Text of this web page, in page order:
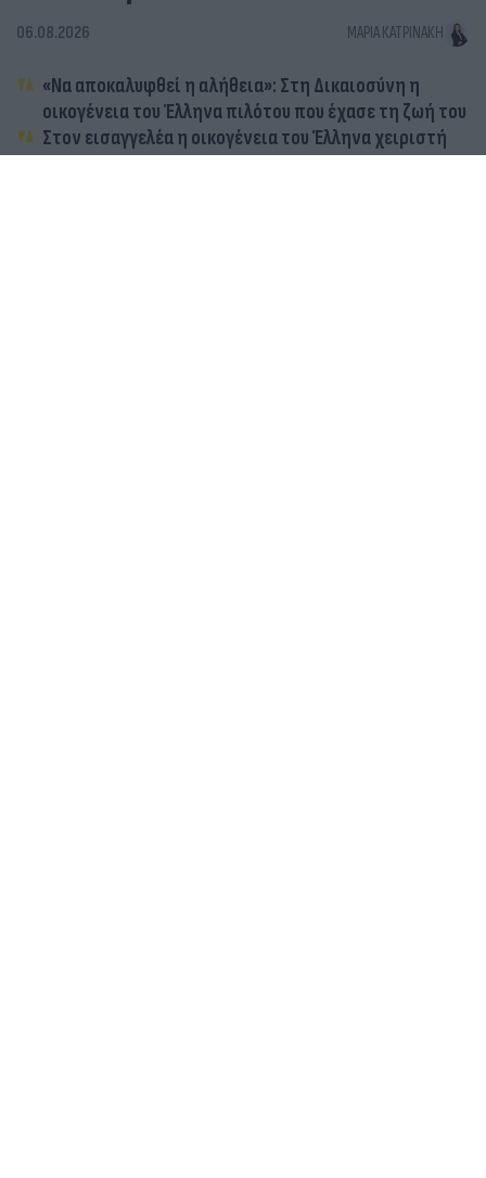
06.08.2026 ΜΑΡΊΑ ΚΑΤΡΙΝΆΚΗ
«Να αποκαλυφθεί η αλήθεια»: Στη Δικαιοσύνη η
οικογένεια του Έλληνα πιλότου που έχασε τη ζωή του
Στον εισαγγελέα η οικογένεια του Έλληνα χειριστή